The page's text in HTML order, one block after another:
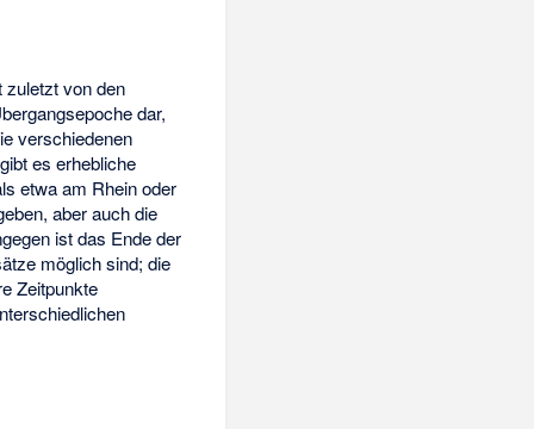
von den
dar,
verschiedenen
es erhebliche
etwa am Rhein oder
aber auch die
ist das Ende der
möglich sind; die
Zeitpunkte